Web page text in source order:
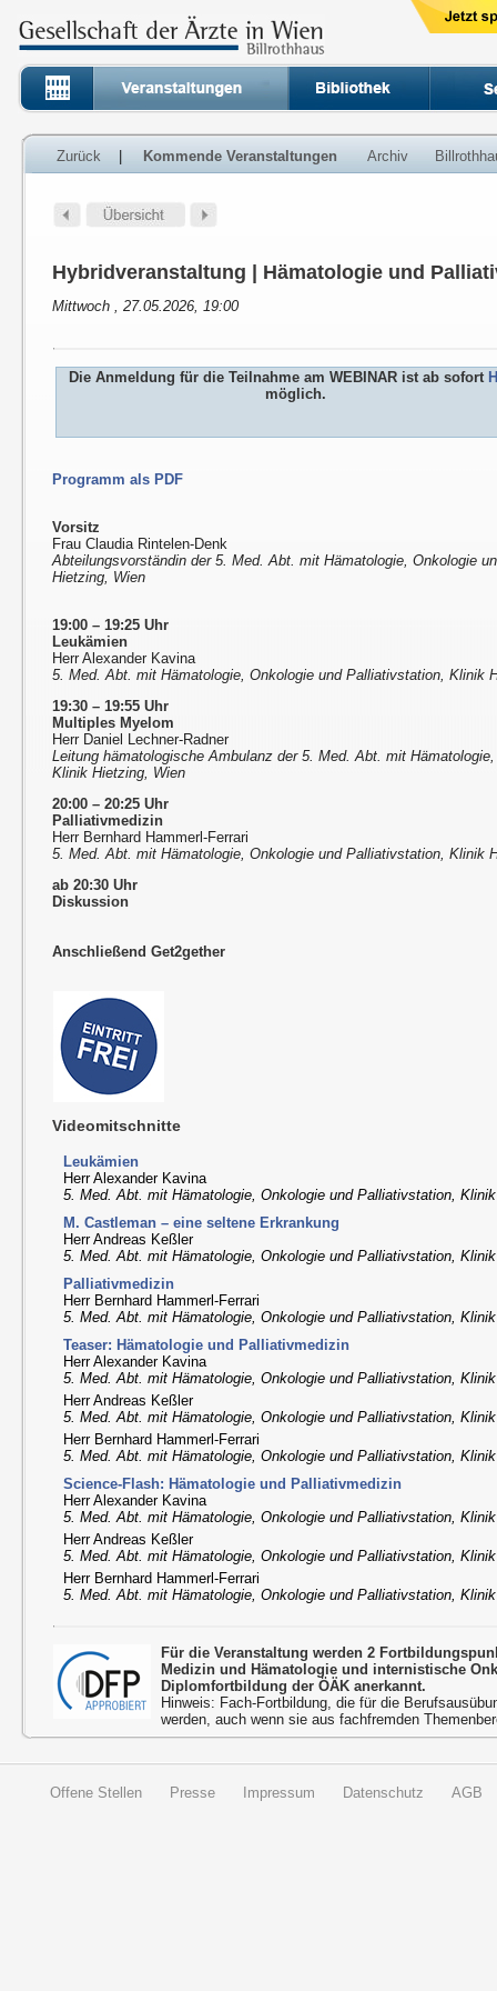
Zurück Kommende Veranstaltungen Archiv
Hybridveranstaltung | Hämatologie und
Mittwoch , 27.05.2026, 19:00
Die Anmeldung für die Teilnahme am WEBINAR ist ab sofort
möglich.
Programm als PDF
Vorsitz
Frau Claudia Rintelen-Denk
Abteilungsvorständin der 5. Med. Abt. mit Hämatologie, Onkologie
Hietzing, Wien
19:00 – 19:25 Uhr
Leukämien
Herr Alexander Kavina
5. Med. Abt. mit Hämatologie, Onkologie und Palliativstation, Klinik
19:30 – 19:55 Uhr
Multiples Myelom
Herr Daniel Lechner-Radner
Leitung hämatologische Ambulanz der 5. Med. Abt. mit
Klinik Hietzing, Wien
20:00 – 20:25 Uhr
Palliativmedizin
Herr Bernhard Hammerl-Ferrari
5. Med. Abt. mit Hämatologie, Onkologie und Palliativstation, Klinik
ab 20:30 Uhr
Diskussion
Anschließend Get2gether
Videomitschnitte
Leukämien
Herr Alexander Kavina
5. Med. Abt. mit Hämatologie, Onkologie und Palliativstation,
M. Castleman – eine seltene Erkrankung
Herr Andreas Keßler
5. Med. Abt. mit Hämatologie, Onkologie und Palliativstation,
Palliativmedizin
Herr Bernhard Hammerl-Ferrari
5. Med. Abt. mit Hämatologie, Onkologie und Palliativstation,
Teaser: Hämatologie und Palliativmedizin
Herr Alexander Kavina
5. Med. Abt. mit Hämatologie, Onkologie und Palliativstation,
Herr Andreas Keßler
5. Med. Abt. mit Hämatologie, Onkologie und Palliativstation,
Herr Bernhard Hammerl-Ferrari
5. Med. Abt. mit Hämatologie, Onkologie und Palliativstation,
Science-Flash: Hämatologie und Palliativmedizin
Herr Alexander Kavina
5. Med. Abt. mit Hämatologie, Onkologie und Palliativstation,
Herr Andreas Keßler
5. Med. Abt. mit Hämatologie, Onkologie und Palliativstation,
Herr Bernhard Hammerl-Ferrari
5. Med. Abt. mit Hämatologie, Onkologie und Palliativstation,
Für die Veranstaltung werden 2
Medizin und Hämatologie und internistische
Diplomfortbildung der ÖÄK anerkannt.
Hinweis: Fach-Fortbildung, die für die
werden, auch wenn sie aus fachfremden
Offene Stellen Presse Impressum Datenschutz AGB